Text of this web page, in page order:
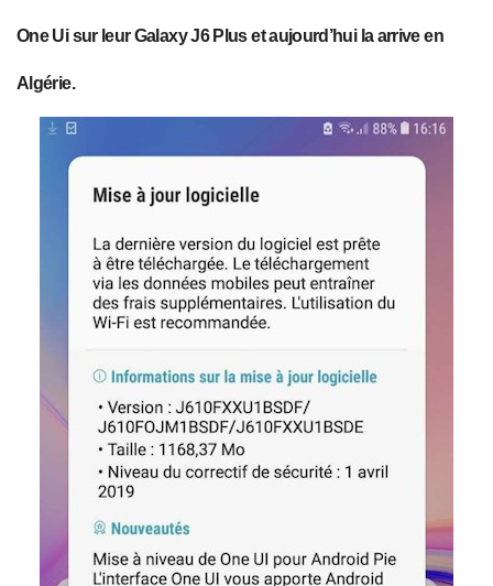
One Ui sur leur Galaxy J6 Plus etaujourd’huila arrive en
Algérie.